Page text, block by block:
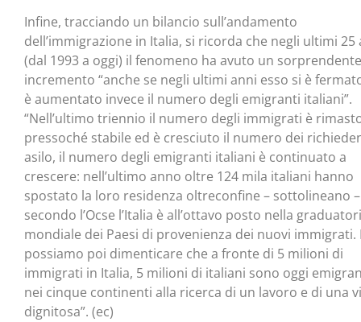
Infine, tracciando un bilancio sull’andamento
dell’immigrazione in Italia, si ricorda che negli ultimi 25
(dal 1993 a oggi) il fenomeno ha avuto un sorprendente
incremento “anche se negli ultimi anni esso si è
è aumentato invece il numero degli emigranti italiani”.
“Nell’ultimo triennio il numero degli immigrati è
pressoché stabile ed è cresciuto il numero dei
asilo, il numero degli emigranti italiani è continuato a
crescere: nell’ultimo anno oltre 124 mila italiani hanno
spostato la loro residenza oltreconfine – sottolineano –
secondo l’Ocse l’Italia è all’ottavo posto nella
mondiale dei Paesi di provenienza dei nuovi immigrati.
possiamo poi dimenticare che a fronte di 5 milioni di
immigrati in Italia, 5 milioni di italiani sono oggi
nei cinque continenti alla ricerca di un lavoro e di una
dignitosa”. (ec)